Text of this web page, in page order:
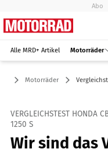
Abo
Alle MRD+ Artikel Motorräder
Motorräder
VERGLEICHSTEST HONDA
1250 S
Wir sind das